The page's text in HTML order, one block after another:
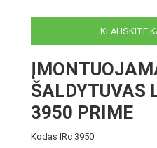
KLAUSKITE
ŠALDYTUVAS
3950 PRIME
Kodas IRc 3950